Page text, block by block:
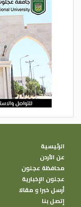
الرئيسية
عن الأردن
محافظة عجلون
عجلون الإخبارية
أرسل خبرا و مقالا
إتصل بنا